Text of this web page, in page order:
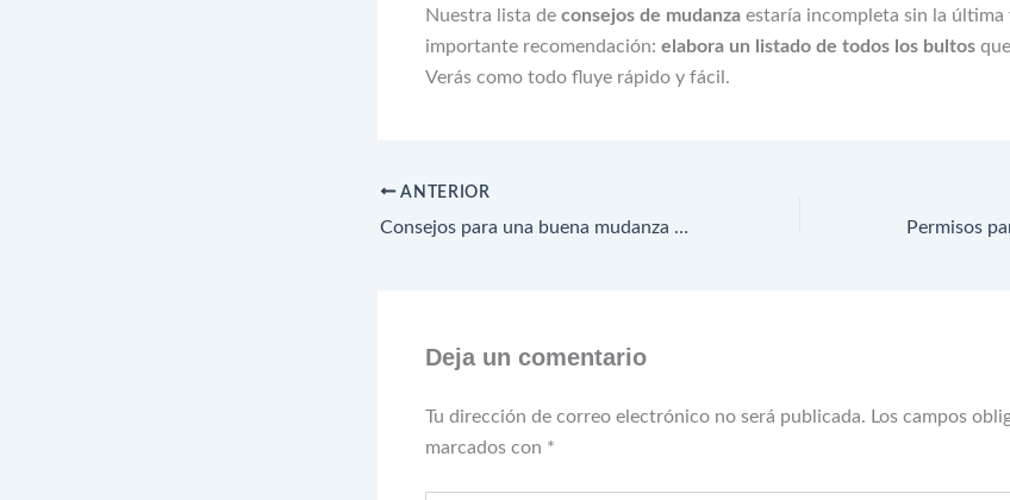
Nuestra lista de consejos de mudanza estaría incompleta sin la última
importante recomendación: elabora un listado de todos los bultos
Verás como todo fluye rápido y fácil.
ANTERIOR
Consejos para una buena mudanza con niños
Deja un comentario
Tu dirección de correo electrónico no será publicada. Los campos
marcados con *